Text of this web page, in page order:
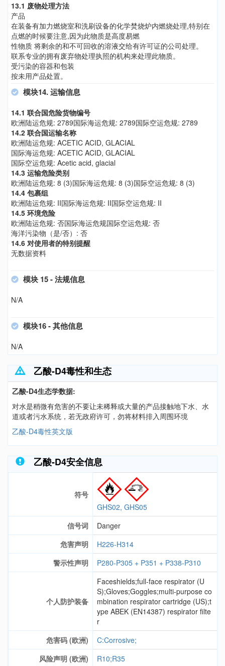
13.1 废物处理方法
产品
在装备有加力燃烧室和洗刷设备的化学焚烧炉内燃烧处理,特别在
点燃的时候要注意,因为此物质是高度易燃
性物质 将剩余的和不可回收的溶液交给有许可证的公司处理。
联系专业的拥有废弃物处理执照的机构来处理此物质。
受污染的容器和包装
按未用产品处置。
模块14. 运输信息
14.1 联合国危险货物编号
欧洲陆运危规: 2789国际海运危规: 2789国际空运危规: 2789
14.2 联合国运输名称
欧洲陆运危规: ACETIC ACID, GLACIAL
国际海运危规: ACETIC ACID, GLACIAL
国际空运危规: Acetic acid, glacial
14.3 运输危险类别
欧洲陆运危规: 8 (3)国际海运危规: 8 (3)国际空运危规: 8 (3)
14.4 包裹组
欧洲陆运危规: II国际海运危规: II国际空运危规: II
14.5 环境危险
欧洲陆运危规: 否国际海运危规国际空运危规: 否
海洋污染物（是/否）: 否
14.6 对使用者的特别提醒
无数据资料
模块 15 - 法规信息
N/A
模块16 - 其他信息
N/A
乙酸-D4毒性和生态
乙酸-D4生态学数据:
对水是稍微有危害的不要让未稀释或大量的产品接触地下水、水
道或者污水系统，若无政府许可，勿将材料排入周围环境
乙酸-D4毒性英文版
乙酸-D4安全信息
符号
GHS02, GHS05
信号词
Danger
危害声明
H226-H314
警示性声明
P280-P305 + P351 + P338-P310
个人防护装备
Faceshields;full-face respirator (U
S);Gloves;Goggles;multi-purpose co
mbination respirator cartridge (US);t
ype ABEK (EN14387) respirator filte
r
危害码 (欧洲)
C:Corrosive;
风险声明 (欧洲)
R10;R35